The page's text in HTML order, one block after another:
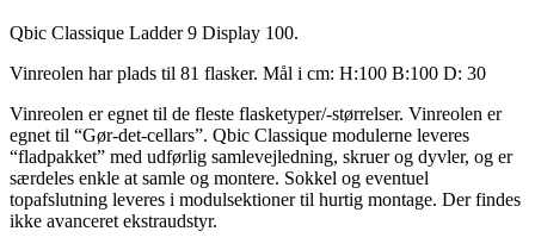
Qbic Classique Ladder 9 Display 100.
Vinreolen har plads til 81 flasker. Mål i cm: H:100 B:100 D: 30
Vinreolen er egnet til de fleste flasketyper/-størrelser. Vinreolen er
egnet til “Gør-det-cellars”. Qbic Classique modulerne leveres
“fladpakket” med udførlig samlevejledning, skruer og dyvler, og er
særdeles enkle at samle og montere. Sokkel og eventuel
topafslutning leveres i modulsektioner til hurtig montage. Der findes
ikke avanceret ekstraudstyr.